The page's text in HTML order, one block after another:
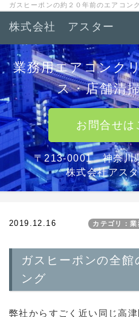
ガスヒーポンの約２０年前のエアコン
株式会社 アスター
業務用エアコンク
ス・店舗清
お問合せは
〒213-0001 神奈川
株式会社ア
2019.12.16 カテゴリ：
ガスヒーポンの全館
ング
弊社からすごく近い同じ高